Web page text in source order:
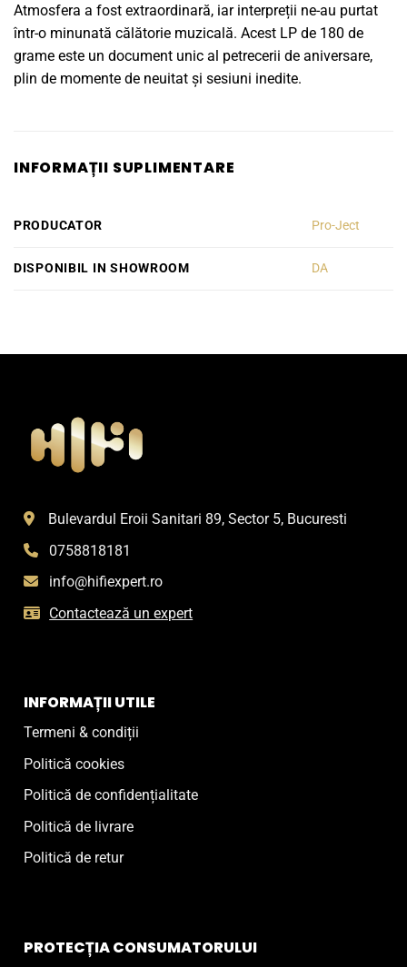
Atmosfera a fost extraordinară, iar interpreții ne-au purtat
într-o minunată călătorie muzicală. Acest LP de 180 de
grame este un document unic al petrecerii de aniversare,
plin de momente de neuitat și sesiuni inedite.
INFORMAȚII SUPLIMENTARE
PRODUCATOR Pro-Ject
DISPONIBIL IN SHOWROOM DA
Bulevardul Eroii Sanitari 89, Sector 5, Bucuresti
0758818181
info@hifiexpert.ro
Contactează un expert
INFORMAȚII UTILE
Termeni & condiții
Politică cookies
Politică de confidențialitate
Politică de livrare
Politică de retur
PROTECȚIA CONSUMATORULUI